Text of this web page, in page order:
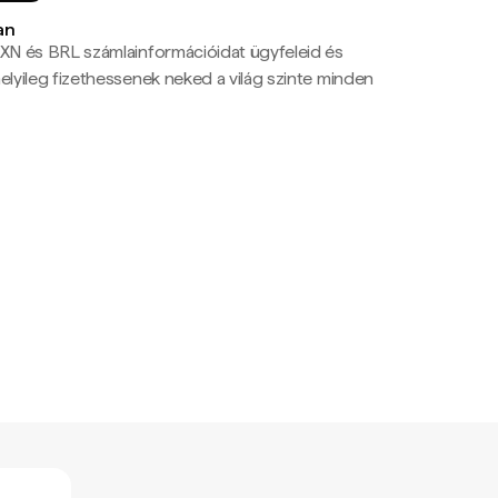
és BRL számlainformációidat ügyfeleid és
fizethessenek neked a világ szinte minden